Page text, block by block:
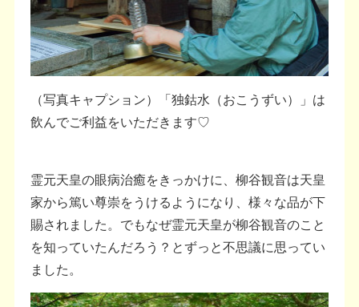
（写真キャプション）「独鈷水（おこうずい）」は
飲んでご利益をいただきます♡
霊元天皇の眼病治癒をきっかけに、柳谷観音は天皇
家から篤い尊崇をうけるようになり、様々な品が下
賜されました。でもなぜ霊元天皇が柳谷観音のこと
を知っていたんだろう？とずっと不思議に思ってい
ました。